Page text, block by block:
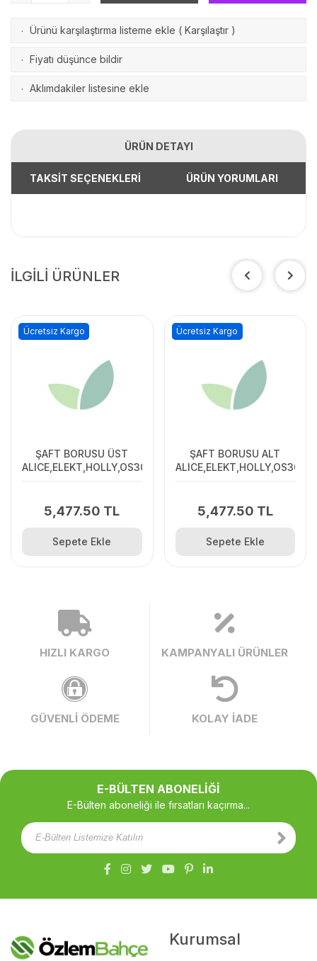
· Ürünü karşılaştırma listeme ekle ( Karşılaştır )
· Fiyatı düşünce bildir
· Aklımdakiler listesine ekle
ÜRÜN DETAYI
TAKSİT SEÇENEKLERİ ÜRÜN YORUMLARI
İLGİLİ ÜRÜNLER
ŞAFT BORUSU ÜST
ALICE,ELEKT,HOLLY,OS305
5,477.50 TL
Ücretsiz Kargo
Sepete Ekle
ŞAFT BORUSU ALT
ALICE,ELEKT,HOLLY,OS305
5,477.50 TL
Ücretsiz Kargo
Sepete Ekle
HIZLI KARGO KAMPANYALI ÜRÜNLER
GÜVENLİ ÖDEME KOLAY İADE
E-BÜLTEN ABONELİĞİ
E-Bülten aboneliği ile fırsatları kaçırma...
Kurumsal